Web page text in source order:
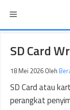
isi
Menu
SD Card
18 Mei 2026 Oleh
SD Card atau
perangkat